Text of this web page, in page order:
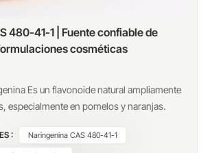
480-41-1 | Fuente confiable de
cosméticas
Es un flavonoide natural ampliamente
especialmente en pomelos y naranjas.
se ha convertido en un ingrediente
: Naringenina CAS 480-41-1